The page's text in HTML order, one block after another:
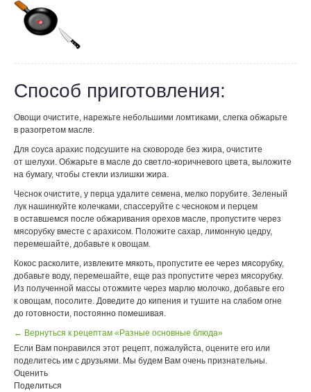
Способ приготовления:
Овощи очистите, нарежьте небольшими ломтиками, слегка обжарьте
в разогретом масле.
Для соуса арахис подсушите на сковороде без жира, очистите
от шелухи. Обжарьте в масле до светло-коричневого цвета, выложите
на бумагу, чтобы стекли излишки жира.
Чеснок очистите, у перца удалите семена, мелко порубите. Зеленый
лук нашинкуйте колечками, спассеруйте с чесноком и перцем
в оставшемся после обжаривания орехов масле, пропустите через
мясорубку вместе с арахисом. Положите сахар, лимонную цедру,
перемешайте, добавьте к овощам.
Кокос расколите, извлеките мякоть, пропустите ее через мясорубку,
добавьте воду, перемешайте, еще раз пропустите через мясорубку.
Из полученной массы отожмите через марлю молочко, добавьте его
к овощам, посолите. Доведите до кипения и тушите на слабом огне
до готовности, постоянно помешивая.
← Вернуться к рецептам «Разные основные блюда»
Если Вам понравился этот рецепт, пожалуйста, оцените его или
поделитесь им с друзьями. Мы будем Вам очень признательны.
Оценить
Поделиться